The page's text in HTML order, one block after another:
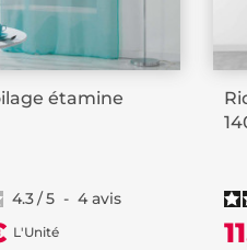
étamine
4.3/5 - 4 avis
L'Unité